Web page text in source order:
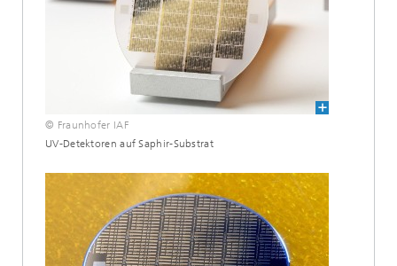
© Fraunhofer IAF
UV-Detektoren auf Saphir-Substrat